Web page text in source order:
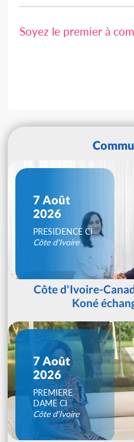
Soyez le premier à
7 Août
2026
PRESIDENCE CI
Côte d'Ivoire
Côte d'Ivoire-
Koné
7 Août
2026
PREMIERE
DAME CI
Côte d'Ivoire